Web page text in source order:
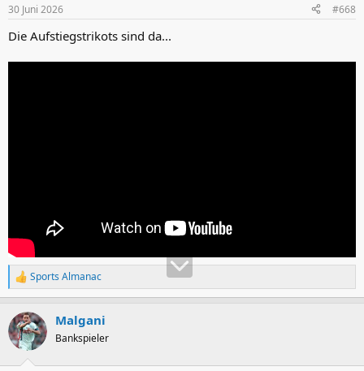
e
:
30 Juni 2026 #668
Die Aufstiegstrikots sind da...
R
e
k
t
i
Sports Almanac
Malgani
Bankspieler